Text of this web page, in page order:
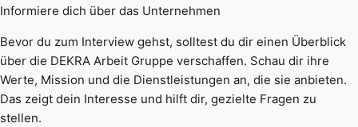
Informiere dich über das Unternehmen
Bevor du zum Interview gehst, solltest du dir einen Überblick
über die DEKRA Arbeit Gruppe verschaffen. Schau dir ihre
Werte, Mission und die Dienstleistungen an, die sie anbieten.
Das zeigt dein Interesse und hilft dir, gezielte Fragen zu
stellen.